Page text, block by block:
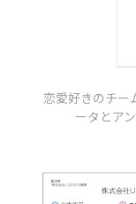
恋愛好きのチー
ータとア